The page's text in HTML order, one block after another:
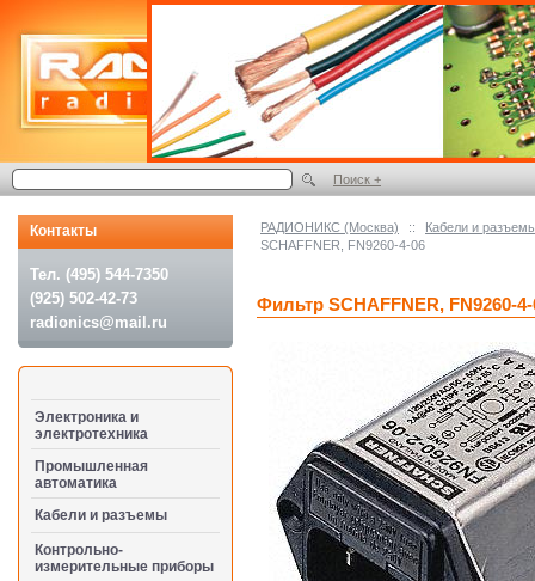
РАДИОНИКС (Москва) ::
Кабели и
SCHAFFNER, FN9260-4-06
Фильтр SCHAFFNER, FN9260-4-
Контакты
Тел. (495) 544-7350
(925) 502-42-73
radionics@mail.ru
Электроника и
электротехника
Промышленная
автоматика
Кабели и разъемы
Контрольно-
измерительные приборы
Поиск +